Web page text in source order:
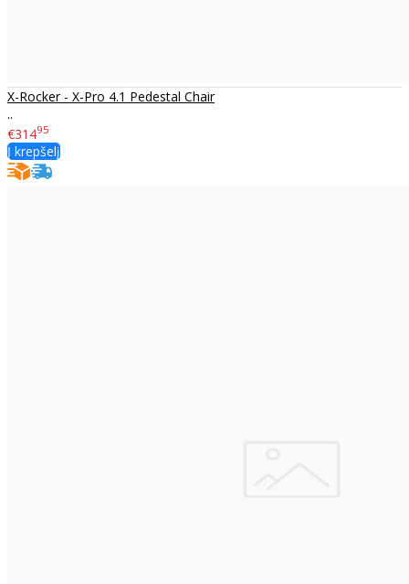
X-Rocker - X-Pro 4.1 Pedestal Chair
..
€31495
Į krepšelį